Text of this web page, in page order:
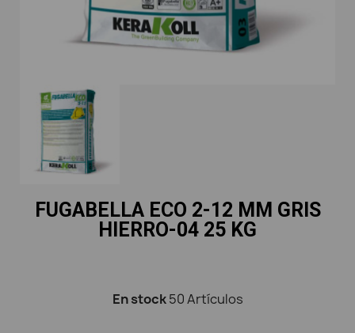
FUGABELLA ECO 2-12 MM GRIS
HIERRO-04 25 KG
En stock 50 Artículos